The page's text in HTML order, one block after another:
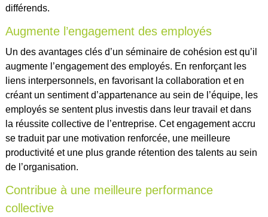
différends.
Augmente l’engagement des employés
Un des avantages clés d’un séminaire de cohésion est qu’il
augmente l’engagement des employés. En renforçant les
liens interpersonnels, en favorisant la collaboration et en
créant un sentiment d’appartenance au sein de l’équipe, les
employés se sentent plus investis dans leur travail et dans
la réussite collective de l’entreprise. Cet engagement accru
se traduit par une motivation renforcée, une meilleure
productivité et une plus grande rétention des talents au sein
de l’organisation.
Contribue à une meilleure performance
collective